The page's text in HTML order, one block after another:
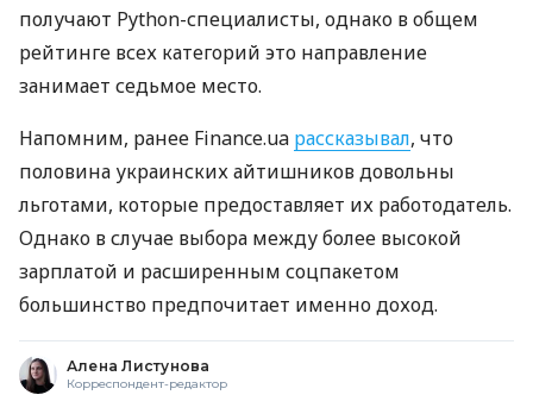
получают Python-специалисты, однако в общем
рейтинге всех категорий это направление
занимает седьмое место.
Напомним, ранее Finance.ua рассказывал, что
половина украинских айтишников довольны
льготами, которые предоставляет их работодатель.
Однако в случае выбора между более высокой
зарплатой и расширенным соцпакетом
большинство предпочитает именно доход.
Алена Листунова
Корреспондент-редактор